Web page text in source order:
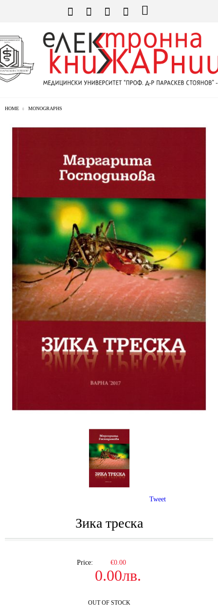
HOME MONOGRAPHS
Зика треска
Price: €0.00
0.00лв.
OUT OF STOCK
Tweet